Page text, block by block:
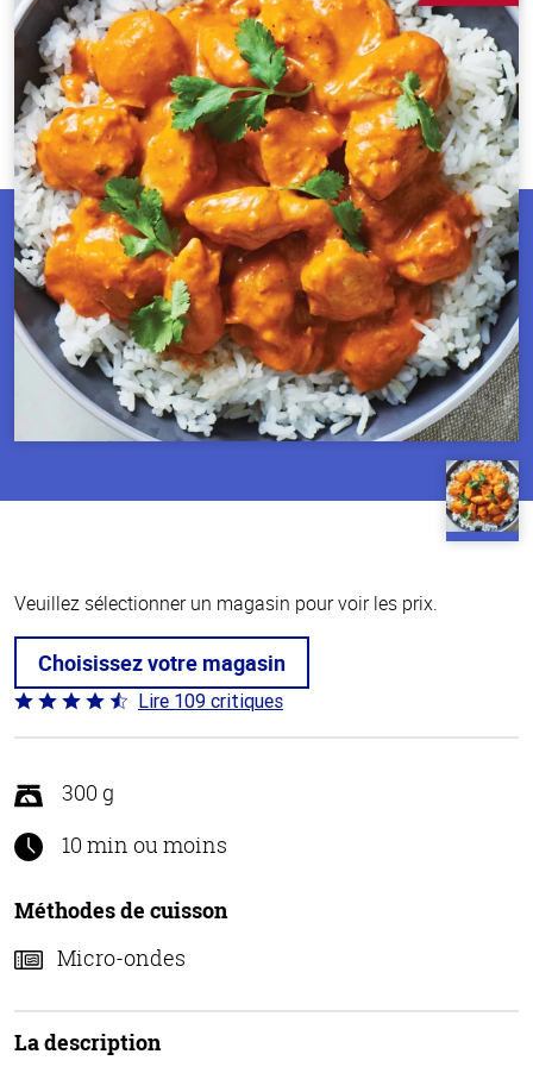
Veuillez sélectionner un magasin pour voir les prix.
Choisissez votre magasin
Coté
4.3 sur
Lire 109 critiques
300 g
10 min ou moins
Méthodes de cuisson
Micro-ondes
La description